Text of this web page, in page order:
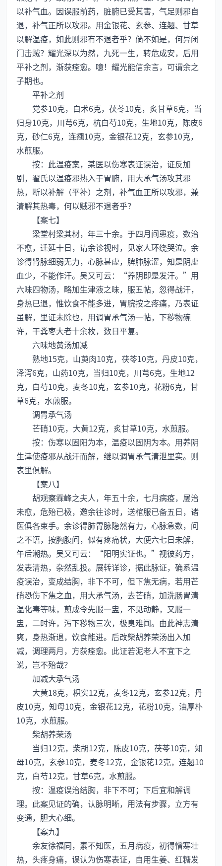
以补气血。因误服前药，脏腑已受其害，气足则邪自
退，补气正所以攻邪。用金银花、玄参、连翘、甘草
以解温疫，如此则邪有不退者乎？倘不如是，何异闭
门击贼？耀光深以为然，九死一生，转危成安，后用
平补之剂，渐获痊愈。噫！耀光能信余言，可谓余之
子期也。
平补之剂
党参10克，白术6克，茯苓10克，炙甘草6克，当
归身10克，川芎6克，杭白芍10克，生地10克，陈皮6
克，砂仁6克，连翘10克，金银花12克，玄参10克，
水煎服。
按：此温疫案，某医以伤寒表证误治，证反加
剧，翟氏以温疫邪热入于胃腑，用大承气汤攻其邪
热，断以补解（平补）之剂，补气血正所以攻邪，兼
清解其热毒，何以贼邪不退者乎？
【案七】
梁堂村梁其材，年三十余。于四月间患疫，数治
不愈，迁延十日，请余诊视时，见家人环绕哭泣。余
诊得肾脉细弱无力，心脉甚虚，脾肺脉涩，知是阴虚
血少，不能作汗。吴又可云：“养阴即是发汗。”用
六味四物汤，略加生津液之味，服五帖，忽得战汗，
身热已退，惟饮食不能多进，胃脘按之疼痛，乃表证
虽解，里证未除也，用调胃承气汤一帖，下秽物碗
许，干粪枣大者十余枚，数日平复。
六味地黄汤加减
熟地15克，山萸肉10克，茯苓10克，丹皮10克，
泽泻6克，山药10克，当归10克，川芎6克，生地12
克，白芍10克，麦冬10克，玄参10克，花粉6克，甘
草6克，水煎服。
调胃承气汤
芒硝10克，大黄12克，炙甘草10克，水煎服。
按：伤寒以固阳为本，温疫以固阴为本。用养阴
生津使疫邪从战汗而解，继以调胃承气清泄里实。则
表里俱解。
【案八】
胡观察霖峰之夫人，年五十余，七月病疫，屡治
未愈，危殆已极，邀余往诊时，送棺服已备五日，诸
医俱各束手。余诊得肺胃脉隐然有力，心脉急数，问
之不语，按胸腹间，似有疼痛状，大便六七日未解，
午后潮热。吴又可云：“阳明实证也。”视彼药方，
发表清热，杂然乱投。展转详诊，据此脉证，确系温
疫误治，变成结胸，非下不可，但下焦无病，若用芒
硝恐伤下焦之血，用大承气汤，去芒硝，加洗肠胃清
温化毒等味，煎成令先服一盅，不见动静，又服一
盅，二时许，泻下秽物三次，极臭难闻。由此神志清
爽，身热渐退，饮食能进。后改柴胡养荣汤出入加
减，调理两月，方获痊愈。此证若泥老人不宜下之
说，岂不殆哉？
加减大承气汤
大黄18克，枳实12克，麦冬12克，玄参12克，丹
皮10克，知母10克，金银花12克，花粉10克，油厚朴
10克，水煎服。
柴胡养荣汤
当归12克，柴胡12克，陈皮10克，茯苓10克，知
母10克，玄参10克，麦冬12克，金银花12克，连翘10
克，白芍12克，甘草6克，水煎服。
按：温疫误治结胸，非下不可；下后宜和解调
理。此案见证的确，认脉明晰，用法有步骤，立方有
变通，胆大心细。
【案九】
余友徐福同，素不知医，五月病疫，初得憎寒壮
热，头疼身痛，误认为伤寒表证，自用生姜、红糖发